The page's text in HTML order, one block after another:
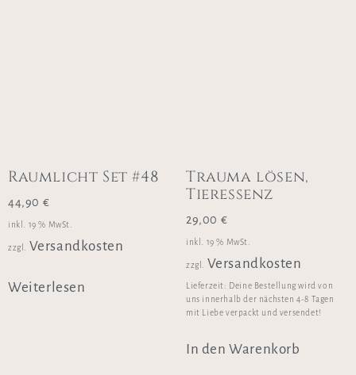
Raumlicht Set #48
44,90 €
inkl. 19 % MwSt.
zzgl. Versandkosten
Weiterlesen
Trauma lösen,
Tieressenz
29,00 €
inkl. 19 % MwSt.
zzgl. Versandkosten
Lieferzeit: Deine Bestellung wird von
uns innerhalb der nächsten 4-8 Tagen
mit Liebe verpackt und versendet!
In den Warenkorb